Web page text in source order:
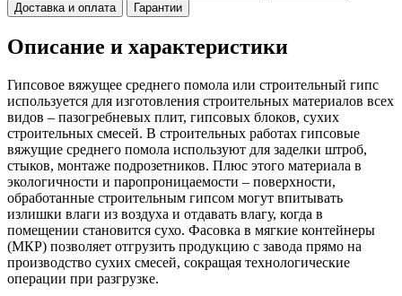
Доставка и оплата
Гарантии
Описание и характеристики
Гипсовое вяжущее среднего помола или строительный гипс
используется для изготовления строительных материалов всех
видов – пазогребневых плит, гипсовых блоков, сухих
строительных смесей. В строительных работах гипсовые
вяжущие среднего помола используют для заделки штроб,
стыков, монтаже подрозетников. Плюс этого материала в
экологичности и паропроницаемости – поверхности,
обработанные строительным гипсом могут впитывать
излишки влаги из воздуха и отдавать влагу, когда в
помещении становится сухо. Фасовка в мягкие контейнеры
(МКР) позволяет отгрузить продукцию с завода прямо на
производство сухих смесей, сокращая технологические
операции при разгрузке.